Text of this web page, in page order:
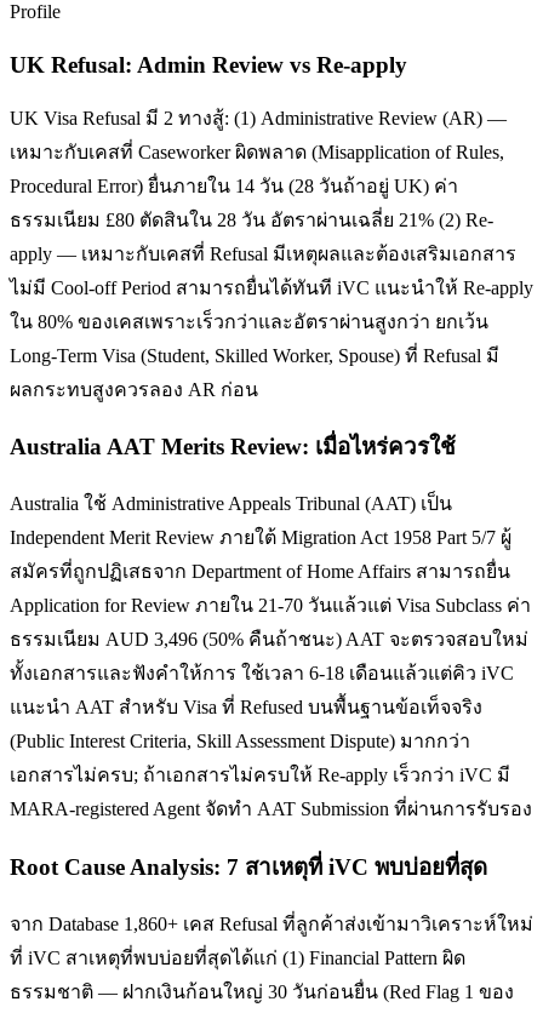
Profile
UK Refusal: Admin Review vs Re-apply
UK Visa Refusal มี 2 ทางสู้: (1) Administrative Review (AR) —
เหมาะกับเคสที่ Caseworker ผิดพลาด (Misapplication of Rules,
Procedural Error) ยื่นภายใน 14 วัน (28 วันถ้าอยู่ UK) ค่า
ธรรมเนียม £80 ตัดสินใน 28 วัน อัตราผ่านเฉลี่ย 21% (2) Re-
apply — เหมาะกับเคสที่ Refusal มีเหตุผลและต้องเสริมเอกสาร
ไม่มี Cool-off Period สามารถยื่นได้ทันที iVC แนะนำให้ Re-apply
ใน 80% ของเคสเพราะเร็วกว่าและอัตราผ่านสูงกว่า ยกเว้น
Long-Term Visa (Student, Skilled Worker, Spouse) ที่ Refusal มี
ผลกระทบสูงควรลอง AR ก่อน
Australia AAT Merits Review: เมื่อไหร่ควรใช้
Australia ใช้ Administrative Appeals Tribunal (AAT) เป็น
Independent Merit Review ภายใต้ Migration Act 1958 Part 5/7 ผู้
สมัครที่ถูกปฏิเสธจาก Department of Home Affairs สามารถยื่น
Application for Review ภายใน 21-70 วันแล้วแต่ Visa Subclass ค่า
ธรรมเนียม AUD 3,496 (50% คืนถ้าชนะ) AAT จะตรวจสอบใหม่
ทั้งเอกสารและฟังคำให้การ ใช้เวลา 6-18 เดือนแล้วแต่คิว iVC
แนะนำ AAT สำหรับ Visa ที่ Refused บนพื้นฐานข้อเท็จจริง
(Public Interest Criteria, Skill Assessment Dispute) มากกว่า
เอกสารไม่ครบ; ถ้าเอกสารไม่ครบให้ Re-apply เร็วกว่า iVC มี
MARA-registered Agent จัดทำ AAT Submission ที่ผ่านการรับรอง
Root Cause Analysis: 7 สาเหตุที่ iVC พบบ่อยที่สุด
จาก Database 1,860+ เคส Refusal ที่ลูกค้าส่งเข้ามาวิเคราะห์ใหม่
ที่ iVC สาเหตุที่พบบ่อยที่สุดได้แก่ (1) Financial Pattern ผิด
ธรรมชาติ — ฝากเงินก้อนใหญ่ 30 วันก่อนยื่น (Red Flag 1 ของ